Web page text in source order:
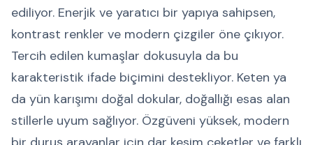
ediliyor. Enerjik ve yaratıcı bir yapıya sahipsen,
kontrast renkler ve modern çizgiler öne çıkıyor.
Tercih edilen kumaşlar dokusuyla da bu
karakteristik ifade biçimini destekliyor. Keten ya
da yün karışımı doğal dokular, doğallığı esas alan
stillerle uyum sağlıyor. Özgüveni yüksek, modern